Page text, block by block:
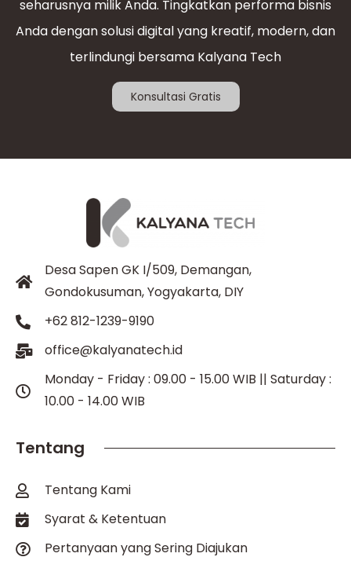
seharusnya milik Anda. Tingkatkan performa bisnis
Anda dengan solusi digital yang kreatif, modern, dan
terlindungi bersama Kalyana Tech
Konsultasi Gratis
Desa Sapen GK I/509, Demangan,
Gondokusuman, Yogyakarta, DIY
+62 812-1239-9190
office@kalyanatech.id
Monday - Friday : 09.00 - 15.00 WIB || Saturday :
10.00 - 14.00 WIB
Tentang
Tentang Kami
Syarat & Ketentuan
Pertanyaan yang Sering Diajukan